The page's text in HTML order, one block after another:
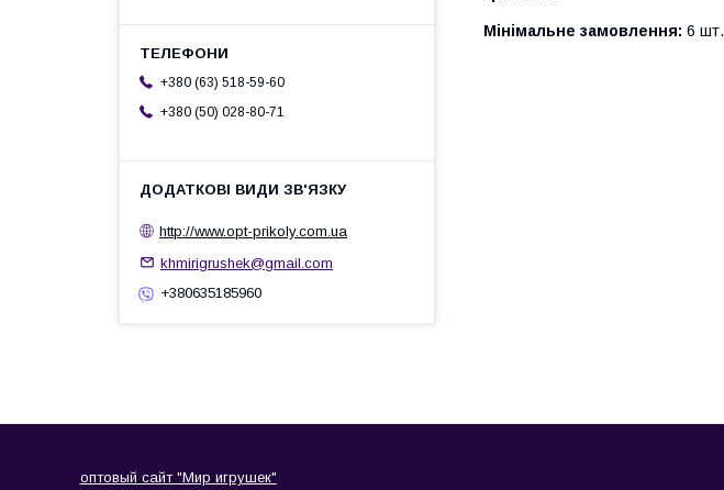
Мінімальне замовлення: 6 шт.
+380 (63) 518-59-60
+380 (50) 028-80-71
http://www.opt-prikoly.com.ua
khmirigrushek@gmail.com
+380635185960
оптовый сайт "Мир игрушек"